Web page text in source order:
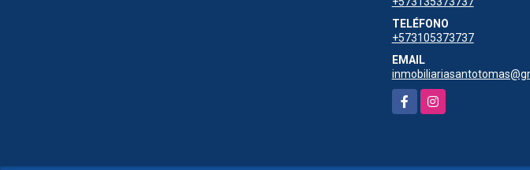
TELÉFONO
+573105373737
EMAIL
FacebookInstagram